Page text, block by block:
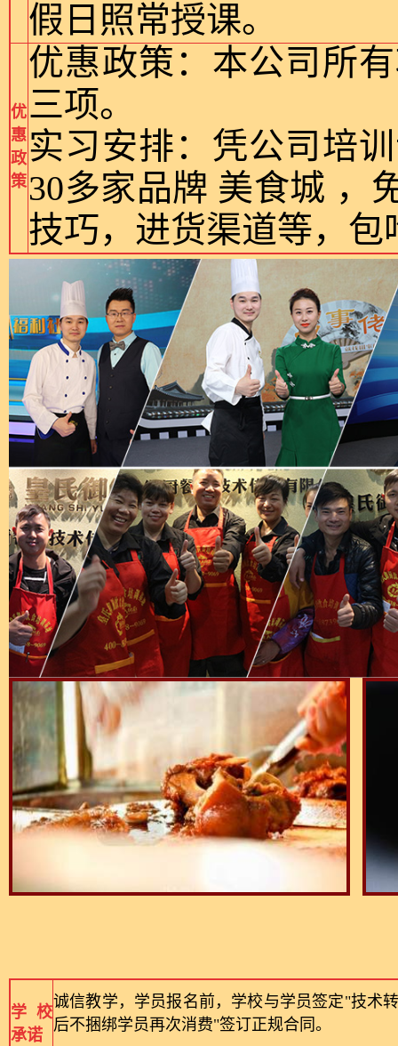
假日照常授课。
优
惠
政
策
优惠政策：本公司所
三项。
实习安排：凭公司培
30多家品牌 美食城 ，
技巧，进货渠道等，
学校
承诺
诚信教学，学员报名前，学校与学员签定"技术
后不捆绑学员再次消费"签订正规合同。